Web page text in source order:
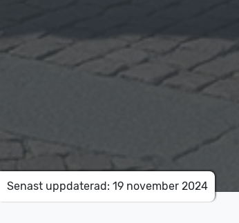
Senast uppdaterad: 19 november 2024